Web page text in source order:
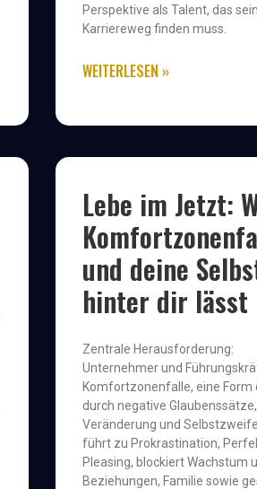
Perspektive als Talent, das
Karriereweg finden muss.
WEITERLESEN »
Lebe im Jetzt:
und deine
hinter dir lässt
Zentrale Herausforderung:
Unternehmer und
Komfortzonenfalle, eine Form
durch negative
Veränderung und
führt zu Prokrastination,
Pleasing, blockiert Wachstum
Beziehungen, Familie sowie